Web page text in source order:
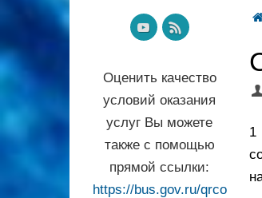
1
Оценить качество
условий оказания
услуг Вы можете
также с помощью
прямой ссылки:
https://bus.gov.ru/qrco